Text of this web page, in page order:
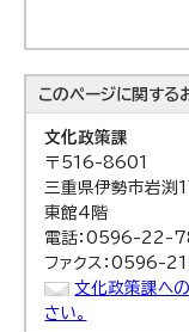
このページに関する
文化政策課
〒516-8601
三重県伊勢市岩渕
東館4階
電話：0596-22-
ファクス：0596-
文化政策課へ
さい。